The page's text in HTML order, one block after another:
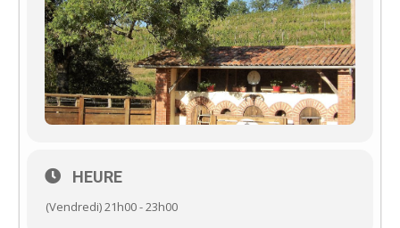
HEURE
(Vendredi) 21h00 - 23h00